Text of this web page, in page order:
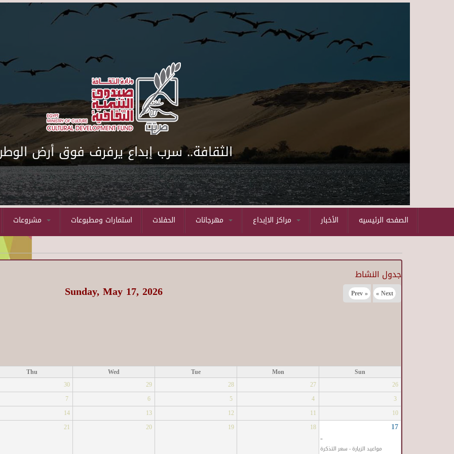
الثقافة.. سرب إبداع يرفرف فوق أرض
استمارات ومطبوعات الحفلات الأخبار الصفحه الرئيسيه
جدول النشاط
Sunday, May 17, 2026 « Prev Next »
Sun
Mon
Tue
Wed
Thu
26
27
28
29
30
3
4
5
6
7
10
11
12
13
14
17
18
19
20
21
«
مواعيد الزيارة - سعر التذكرة